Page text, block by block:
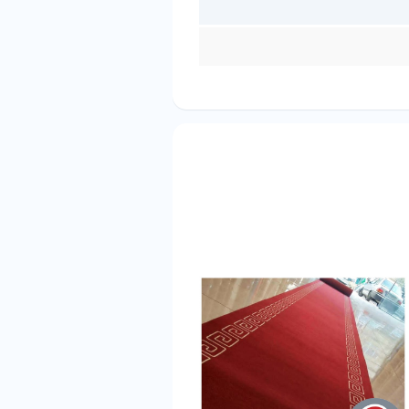
و مقرون به صرفه است،شاید بتواند شما را